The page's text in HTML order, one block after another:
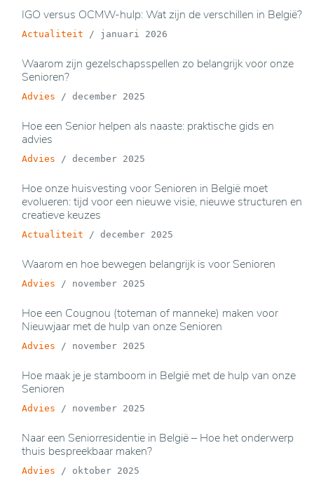
IGO versus OCMW-hulp: Wat zijn de verschillen in België?
Actualiteit / januari 2026
Waarom zijn gezelschapsspellen zo belangrijk voor onze
Senioren?
Advies / december 2025
Hoe een Senior helpen als naaste: praktische gids en
advies
Advies / december 2025
Hoe onze huisvesting voor Senioren in België moet
evolueren: tijd voor een nieuwe visie, nieuwe structuren en
creatieve keuzes
Actualiteit / december 2025
Waarom en hoe bewegen belangrijk is voor Senioren
Advies / november 2025
Hoe een Cougnou (toteman of manneke) maken voor
Nieuwjaar met de hulp van onze Senioren
Advies / november 2025
Hoe maak je je stamboom in België met de hulp van onze
Senioren
Advies / november 2025
Naar een Seniorresidentie in België – Hoe het onderwerp
thuis bespreekbaar maken?
Advies / oktober 2025